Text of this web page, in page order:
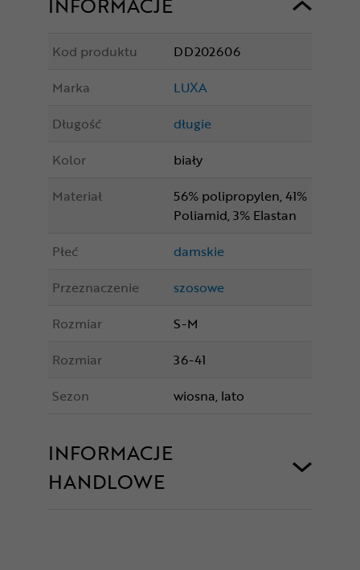
Kod produktu
DD202606
Marka
LUXA
Długość
długie
Kolor
biały
Materiał
56% polipropylen, 41%
Poliamid, 3% Elastan
Płeć
damskie
Przeznaczenie
szosowe
Rozmiar
S-M
Rozmiar
36-41
Sezon
wiosna, lato
INFORMACJE
HANDLOWE